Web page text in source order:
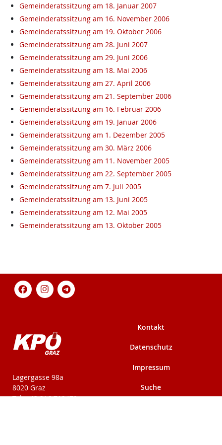
Gemeinderatssitzung am 18. Januar 2007
Gemeinderatssitzung am 16. November 2006
Gemeinderatssitzung am 19. Oktober 2006
Gemeinderatssitzung am 28. Juni 2007
Gemeinderatssitzung am 29. Juni 2006
Gemeinderatssitzung am 18. Mai 2006
Gemeinderatssitzung am 27. April 2006
Gemeinderatssitzung am 21. September 2006
Gemeinderatssitzung am 16. Februar 2006
Gemeinderatssitzung am 19. Januar 2006
Gemeinderatssitzung am 1. Dezember 2005
Gemeinderatssitzung am 30. März 2006
Gemeinderatssitzung am 11. November 2005
Gemeinderatssitzung am 22. September 2005
Gemeinderatssitzung am 7. Juli 2005
Gemeinderatssitzung am 13. Juni 2005
Gemeinderatssitzung am 12. Mai 2005
Gemeinderatssitzung am 13. Oktober 2005
KPÖ-Steiermark
Lagergasse 98a
8020 Graz
Tel: +43 316 712479
Kontakt
Datenschutz
Impressum
Suche